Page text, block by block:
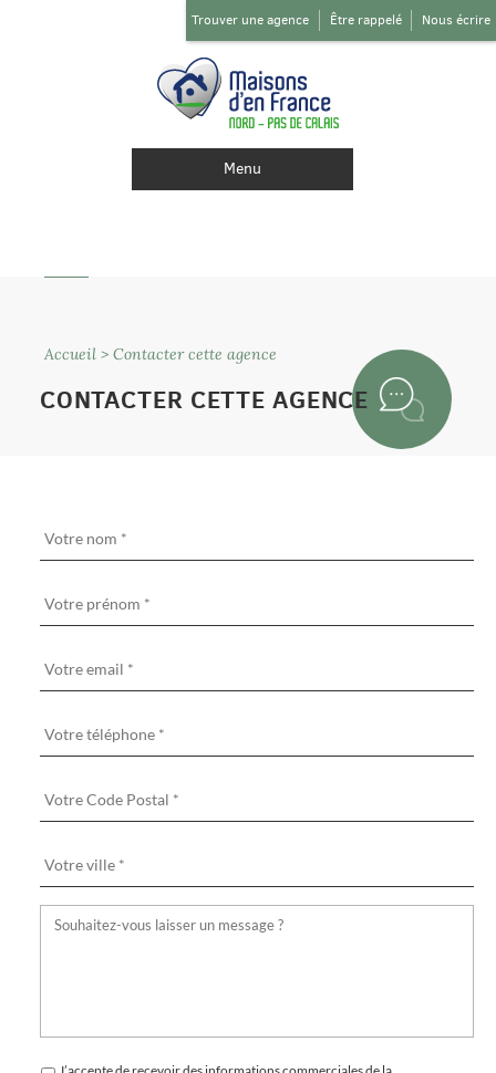
Trouver une agence Être rappelé Nous écrire
Menu
Accueil > Contacter cette agence
CONTACTER CETTE AGENCE